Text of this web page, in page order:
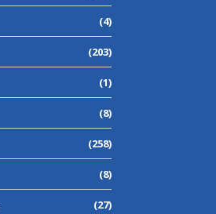
(4)
(203)
(1)
(8)
(258)
(8)
(27)